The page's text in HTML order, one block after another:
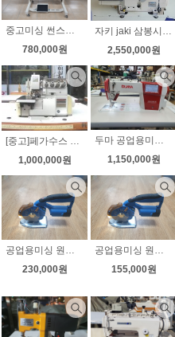
중고미싱 썬스타2522bl 왕가마 자동사절미싱 상태좋아요
780,000원
2,550,000원
[중고]페가수스 M-752 니혼오버록 무소음 속도조절 다이렉트모터 상태A급
1,000,000원
1,150,000원
공업용미싱 원단재단기 무선재단기 RCS-125 4단계 속도조절 라이트(제품은 125사이즈로 발송됩니다)
230,000원
공업용미싱 원단재단기 무선재단기 RCS-100 4단계 속도조절 라이트(제품은 100사이즈로 발송됩니다)
155,000원